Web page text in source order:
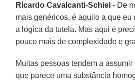
Ricardo Cavalcanti-Schiel - De
mais genéricos, é aquilo a que eu
a lógica da tutela. Mas aqui é
pouco mais de complexidade e
Muitas pessoas tendem a assumir
que parece uma substância